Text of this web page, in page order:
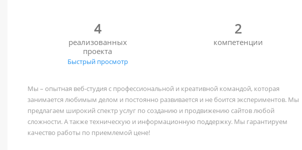
4
реализованных
проекта
Быстрый просмотр
2
компетенции
Мы – опытная веб-студия с профессиональной и креативной командой, которая
занимается любимым делом и постоянно развивается и не боится экспериментов. Мы
предлагаем широкий спектр услуг по созданию и продвижению сайтов любой
сложности. А также техническую и информационную поддержку. Мы гарантируем
качество работы по приемлемой цене!